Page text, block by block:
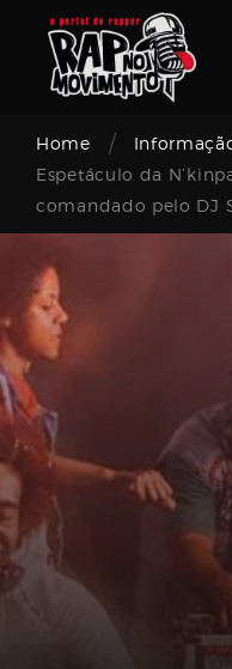
content
Login
Email
address
Password
Home /
Espetáculo da
comandado pelo DJ